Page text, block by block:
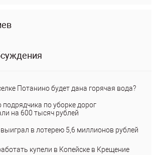
Потанино будет дана горячая вода?
подрядчика по уборке дорог
на 600 тысяч рублей
в лотерею 5,6 миллионов рублей
купели в Копейске в Крещение